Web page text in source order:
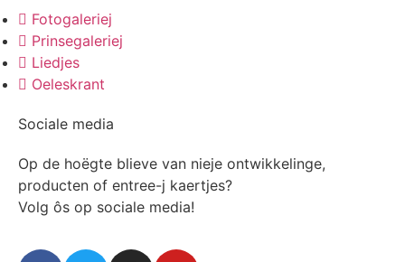
Fotogaleriej
Prinsegaleriej
Liedjes
Oeleskrant
Sociale media
Op de hoëgte blieve van nieje ontwikkelinge,
producten of entree-j kaertjes?
Volg ôs op sociale media!